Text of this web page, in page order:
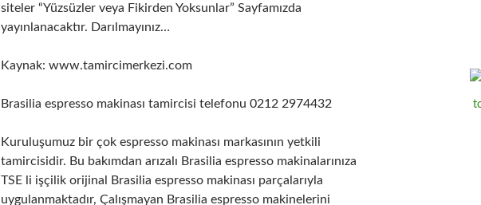
siteler “Yüzsüzler veya Fikirden Yoksunlar” Sayfamızda
yayınlanacaktır. Darılmayınız…
Kaynak: www.tamircimerkezi.com
Brasilia espresso makinası tamircisi telefonu 0212 2974432
Kuruluşumuz bir çok espresso makinası markasının yetkili
tamircisidir. Bu bakımdan arızalı Brasilia espresso makinalarınıza
TSE li işçilik orijinal Brasilia espresso makinası parçalarıyla
uygulanmaktadır, Çalışmayan Brasilia espresso makinelerini